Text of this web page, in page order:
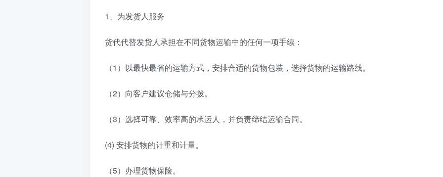
1、为发货人服务
货代代替发货人承担在不同货物运输中的任何一项手续：
（1）以最快最省的运输方式，安排合适的货物包装，选择货物的运输路线。
（2）向客户建议仓储与分拨。
（3）选择可靠、效率高的承运人，并负责缔结运输合同。
(4) 安排货物的计重和计量。
（5）办理货物保险。